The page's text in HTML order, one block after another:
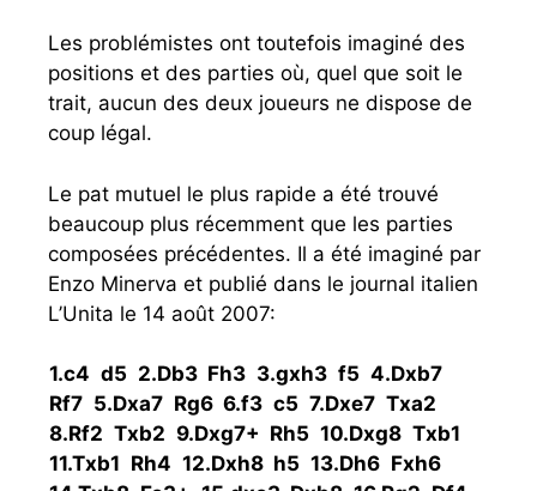
Les problémistes ont toutefois imaginé des
positions et des parties où, quel que soit le
trait, aucun des deux joueurs ne dispose de
coup légal.
Le pat mutuel le plus rapide a été trouvé
beaucoup plus récemment que les parties
composées précédentes. Il a été imaginé par
Enzo Minerva et publié dans le journal italien
L’Unita le 14 août 2007:
1.c4 d5 2.Db3 Fh3 3.gxh3 f5 4.Dxb7
Rf7 5.Dxa7 Rg6 6.f3 c5 7.Dxe7 Txa2
8.Rf2 Txb2 9.Dxg7+ Rh5 10.Dxg8 Txb1
11.Txb1 Rh4 12.Dxh8 h5 13.Dh6 Fxh6